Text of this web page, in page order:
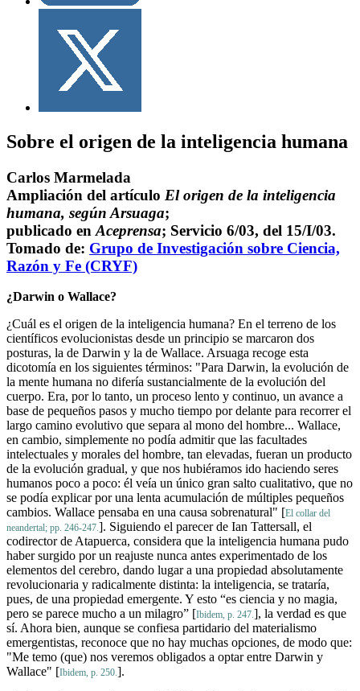
Sobre el origen de la inteligencia humana
Carlos Marmelada
Ampliación del artículo El origen de la inteligencia
humana, según Arsuaga;
publicado en Aceprensa; Servicio 6/03, del 15/I/03.
Tomado de: Grupo de Investigación sobre Ciencia,
Razón y Fe (CRYF)
¿Darwin o Wallace?
¿Cuál es el origen de la inteligencia humana? En el terreno de los
científicos evolucionistas desde un principio se marcaron dos
posturas, la de Darwin y la de Wallace. Arsuaga recoge esta
dicotomía en los siguientes términos: "Para Darwin, la evolución de
la mente humana no difería sustancialmente de la evolución del
cuerpo. Era, por lo tanto, un proceso lento y continuo, un avance a
base de pequeños pasos y mucho tiempo por delante para recorrer el
largo camino evolutivo que separa al mono del hombre... Wallace,
en cambio, simplemente no podía admitir que las facultades
intelectuales y morales del hombre, tan elevadas, fueran un producto
de la evolución gradual, y que nos hubiéramos ido haciendo seres
humanos poco a poco: él veía un único gran salto cualitativo, que no
se podía explicar por una lenta acumulación de múltiples pequeños
cambios. Wallace pensaba en una causa sobrenatural" [El collar del
neandertal; pp. 246-247.]. Siguiendo el parecer de Ian Tattersall, el
codirector de Atapuerca, considera que la inteligencia humana pudo
haber surgido por un reajuste nunca antes experimentado de los
elementos del cerebro, dando lugar a una propiedad absolutamente
revolucionaria y radicalmente distinta: la inteligencia, se trataría,
pues, de una propiedad emergente. Y esto “es ciencia y no magia,
pero se parece mucho a un milagro” [Ibidem, p. 247.], la verdad es que
sí. Ahora bien, aunque se confiesa partidario del materialismo
emergentistas, reconoce que no hay muchas opciones, de modo que:
"Me temo (que) nos veremos obligados a optar entre Darwin y
Wallace" [Ibidem, p. 250.].